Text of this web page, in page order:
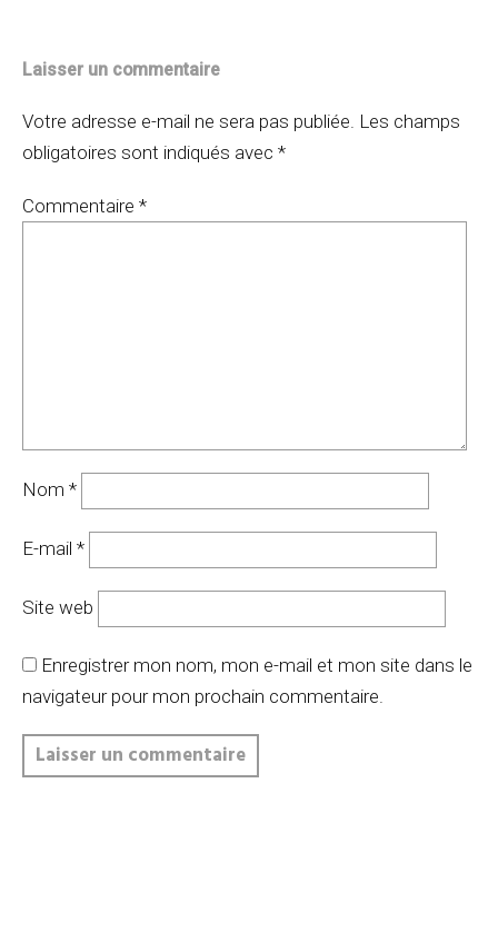
Laisser un commentaire
Votre adresse e-mail ne sera pas publiée. Les champs
obligatoires sont indiqués avec *
Commentaire *
Nom *
E-mail *
Site web
Enregistrer mon nom, mon e-mail et mon site dans le
navigateur pour mon prochain commentaire.